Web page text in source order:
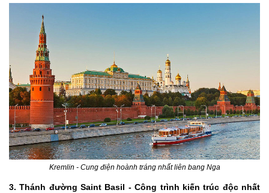
Kremlin - Cung điện hoành tráng nhất liên bang Nga
3. Thánh đường Saint Basil - Công trình kiến trúc độc nhất